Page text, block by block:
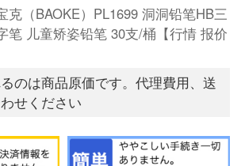
克（BAOKE）PL1699 洞洞铅笔HB三
笔 儿童矫姿铅笔 30支/桶【行情 报价
のは商品原価です。代理費用、送
せください